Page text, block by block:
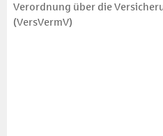
Verordnung über die
(VersVermV)